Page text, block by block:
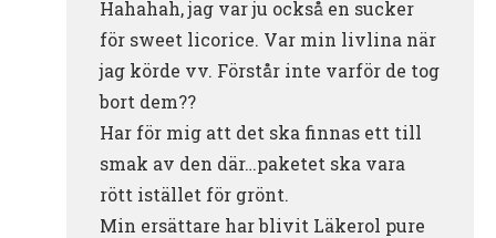
Hahahah, jag var ju också en sucker
för sweet licorice. Var min livlina när
jag körde vv. Förstår inte varför de tog
bort dem??
Har för mig att det ska finnas ett till
smak av den där…paketet ska vara
rött istället för grönt.
Min ersättare har blivit Läkerol pure